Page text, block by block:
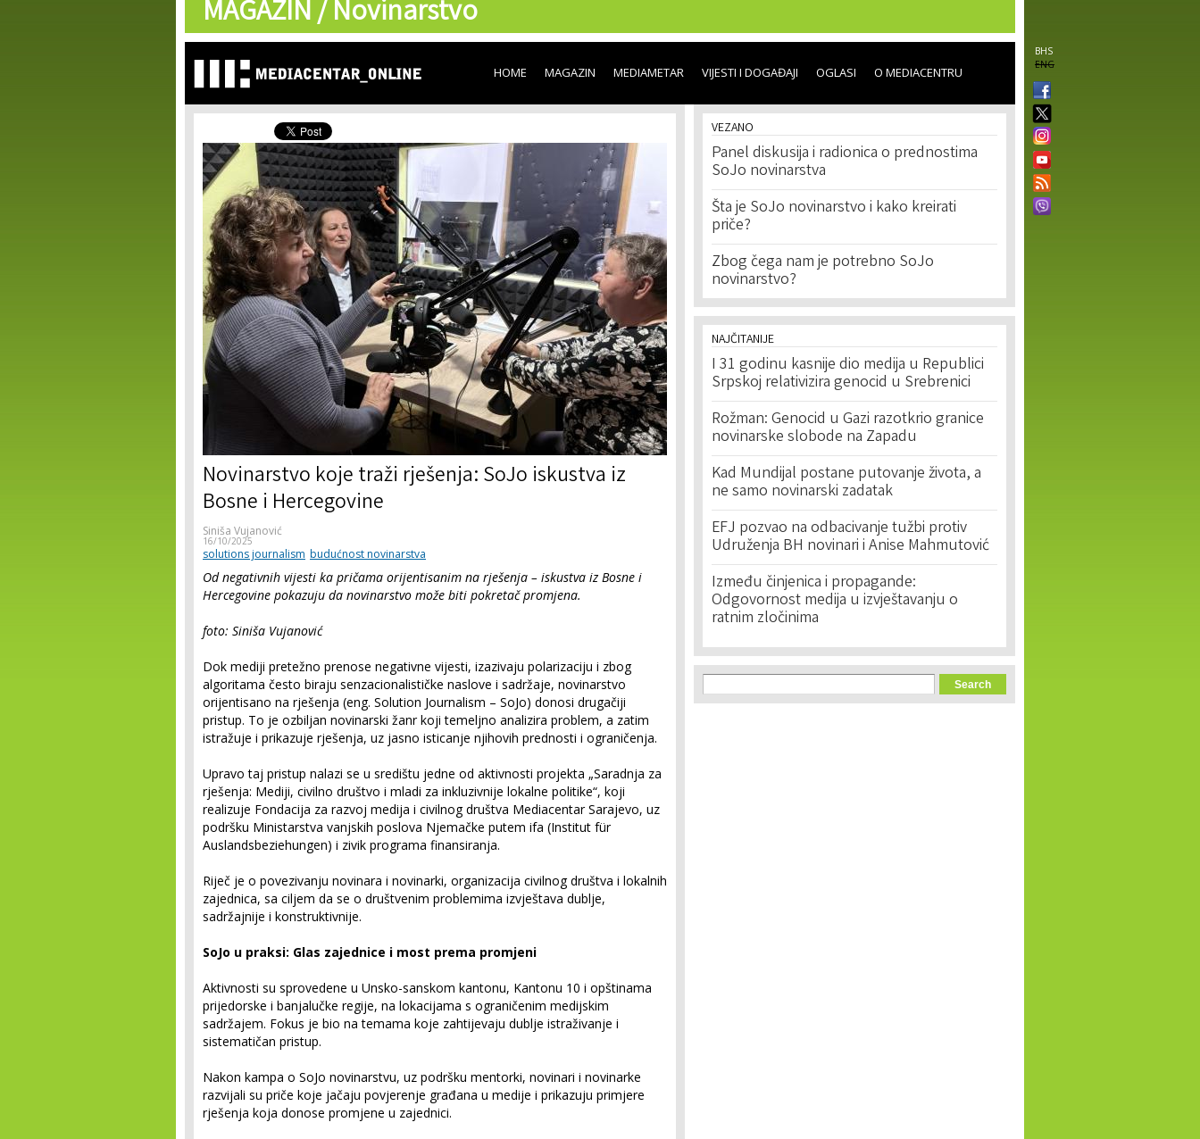
content
MAGAZIN /Novinarstvo
BHS
ENG
HOME MAGAZIN MEDIAMETAR VIJESTI I DOGAĐAJI OGLASI O MEDIACENTRU
Novinarstvo koje traži rješenja: SoJo iskustva iz
Bosne i Hercegovine
Siniša Vujanović
16/10/2025
solutions journalism budućnost novinarstva
Od negativnih vijesti ka pričama orijentisanim na rješenja – iskustva iz Bosne i
Hercegovine pokazuju da novinarstvo može biti pokretač promjena.
foto: Siniša Vujanović
Dok mediji pretežno prenose negativne vijesti, izazivaju polarizaciju i zbog
algoritama često biraju senzacionalističke naslove i sadržaje, novinarstvo
orijentisano na rješenja (eng. Solution Journalism – SoJo) donosi drugačiji
pristup. To je ozbiljan novinarski žanr koji temeljno analizira problem, a zatim
istražuje i prikazuje rješenja, uz jasno isticanje njihovih prednosti i ograničenja.
Upravo taj pristup nalazi se u središtu jedne od aktivnosti projekta „Saradnja za
rješenja: Mediji, civilno društvo i mladi za inkluzivnije lokalne politike“, koji
realizuje Fondacija za razvoj medija i civilnog društva Mediacentar Sarajevo, uz
podršku Ministarstva vanjskih poslova Njemačke putem ifa (Institut für
Auslandsbeziehungen) i zivik programa finansiranja.
Riječ je o povezivanju novinara i novinarki, organizacija civilnog društva i lokalnih
zajednica, sa ciljem da se o društvenim problemima izvještava dublje,
sadržajnije i konstruktivnije.
SoJo u praksi: Glas zajednice i most prema promjeni
Aktivnosti su sprovedene u Unsko-sanskom kantonu, Kantonu 10 i opštinama
prijedorske i banjalučke regije, na lokacijama s ograničenim medijskim
sadržajem. Fokus je bio na temama koje zahtijevaju dublje istraživanje i
sistematičan pristup.
Nakon kampa o SoJo novinarstvu, uz podršku mentorki, novinari i novinarke
razvijali su priče koje jačaju povjerenje građana u medije i prikazuju primjere
rješenja koja donose promjene u zajednici.
VEZANO
Panel diskusija i radionica o prednostima
SoJo novinarstva
Šta je SoJo novinarstvo i kako kreirati
priče?
Zbog čega nam je potrebno SoJo
novinarstvo?
NAJČITANIJE
I 31 godinu kasnije dio medija u Republici
Srpskoj relativizira genocid u Srebrenici
Rožman: Genocid u Gazi razotkrio granice
novinarske slobode na Zapadu
Kad Mundijal postane putovanje života, a
ne samo novinarski zadatak
EFJ pozvao na odbacivanje tužbi protiv
Udruženja BH novinari i Anise Mahmutović
Između činjenica i propagande:
Odgovornost medija u izvještavanju o
ratnim zločinima
Search form
Search